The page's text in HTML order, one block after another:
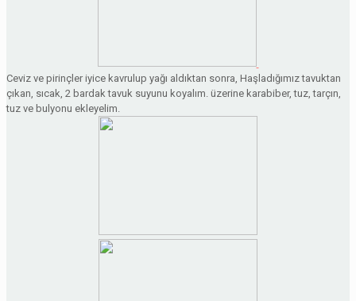
Ceviz ve pirinçler iyice kavrulup yağı aldıktan sonra, Haşladığımız tavuktan
çıkan, sıcak, 2 bardak tavuk suyunu koyalım. üzerine karabiber, tuz, tarçın,
tuz ve bulyonu ekleyelim.